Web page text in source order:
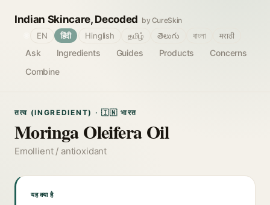
Indian Skincare, Decoded by CureSkin
Ask Ingredients Guides Products
Concerns
Combine
EN हिंदी Hinglish தமிழ் తెలుగు বাংলা मराठी
तत्व (INGREDIENT) · 🇮🇳 भारत
Moringa Oleifera Oil
Emollient / antioxidant
यह क्या है